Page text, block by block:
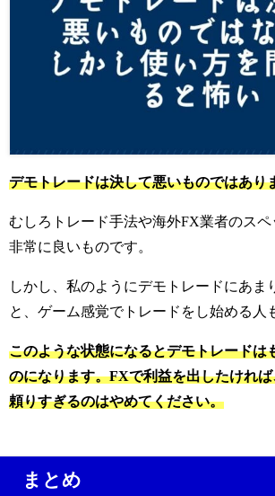
デモトレードは決して悪いものではあり
むしろトレード手法や海外FX業者のス
非常に良いものです。
しかし、私のようにデモトレードにあま
と、ゲーム感覚でトレードをし始める人
このような状態になるとデモトレードは
のになります。FXで利益を出したけれ
頼りすぎるのはやめてください。
まとめ